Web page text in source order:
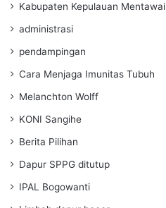
Kabupaten Kepulauan Mentawai
administrasi
pendampingan
Cara Menjaga Imunitas Tubuh
Melanchton Wolff
KONI Sangihe
Berita Pilihan
Dapur SPPG ditutup
IPAL Bogowanti